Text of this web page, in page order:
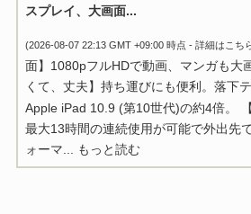
スプレイ、大画面...
(2026-08-07 22:13 GMT +09:00 時点 - 詳細はこち
面】1080pフルHDで動画、マンガも大
くて、丈夫】持ち運びにも便利。落下
Apple iPad 10.9 (第10世代)の約4倍。
最大13時間の連続使用が可能で外出先
ォーマ...
もっと読む